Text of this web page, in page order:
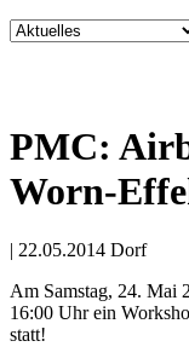
PMC:
Worn-
| 22.05.2014 Dorf
Am Samstag, 24. Mai
16:00 Uhr ein
statt!